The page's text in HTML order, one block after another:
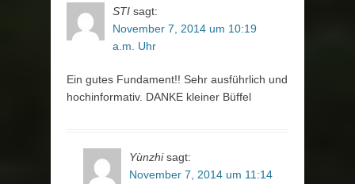
STI sagt:
November 7, 2014 um 10:19
a.m. Uhr
Ein gutes Fundament!! Sehr ausführlich und
hochinformativ. DANKE kleiner Büffel
Yùnzhi sagt:
November 7, 2014 um 11:14